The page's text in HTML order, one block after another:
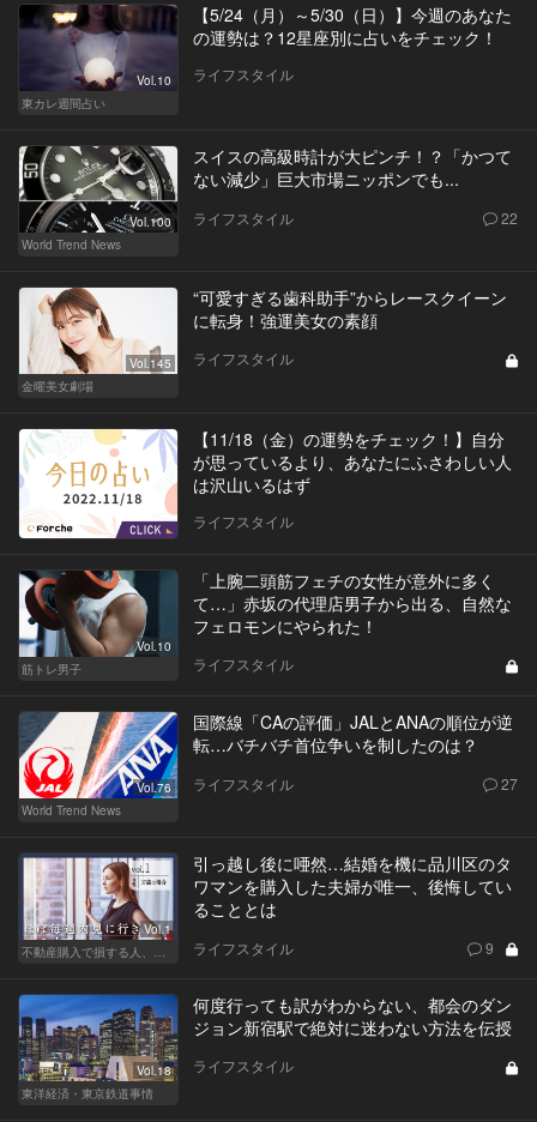
Vol.10
東カレ週間占い
【5/24（月）～5/30（日）】今週のあなた
の運勢は？12星座別に占いをチェック！
ライフスタイル
Vol.100
World Trend News
スイスの高級時計が大ピンチ！？「かつて
ない減少」巨大市場ニッポンでも...
ライフスタイル 22
Vol.145
金曜美女劇場
“可愛すぎる歯科助手”からレースクイーン
に転身！強運美女の素顔
ライフスタイル
【11/18（金）の運勢をチェック！】自分
が思っているより、あなたにふさわしい人
は沢山いるはず
ライフスタイル
Vol.10
筋トレ男子
「上腕二頭筋フェチの女性が意外に多く
て…」赤坂の代理店男子から出る、自然な
フェロモンにやられた！
ライフスタイル
Vol.76
World Trend News
国際線「CAの評価」JALとANAの順位が逆
転…バチバチ首位争いを制したのは？
ライフスタイル 27
Vol.1
引っ越し後に唖然…結婚を機に品川区のタ
ワマンを購入した夫婦が唯一、後悔してい
ることとは
ライフスタイル 9
Vol.18
東洋経済・東京鉄道事情
何度行っても訳がわからない、都会のダン
ジョン新宿駅で絶対に迷わない方法を伝授
ライフスタイル